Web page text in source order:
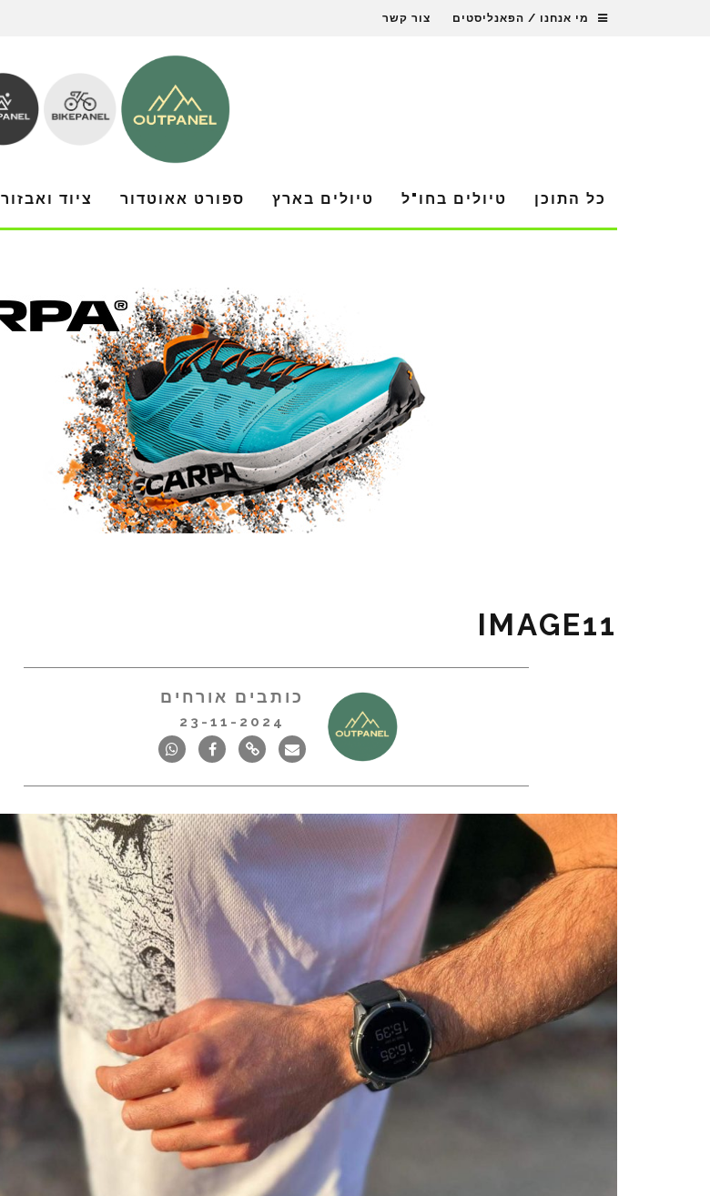
מי אנחנו / הפאנליסטים צור קשר
כל התוכן טיולים בחו"ל טיולים בארץ ספורט אאוטדור ציוד ואבזור
IMAGE11
כותבים אורחים
23-11-2024